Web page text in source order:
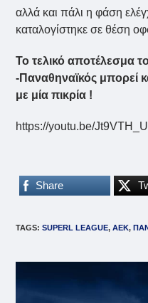
αλλά και πάλι η φάση
καταλογίστηκε σε θέση
Το τελικό αποτέλεσμα
-Παναθηναϊκός μπορεί
με μία πικρία !
https://youtu.be/
Share
TAGS:SUPERL LEAGUE, ΑΕΚ,